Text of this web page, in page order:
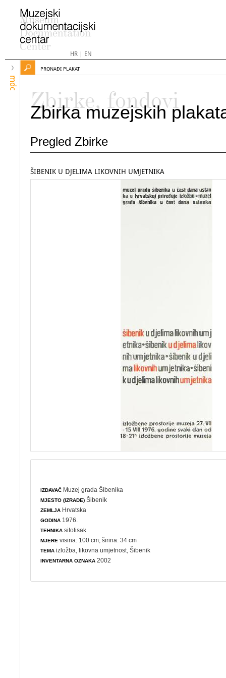
HR| EN
mdc
PRONAĐI PLAKAT
Zbirke, fondovi
Zbirka muzejskih
Pregled Zbirke
ŠIBENIK U DJELIMA LIKOVNIH UMJETNIKA
IZDAVAČ Muzej grada Šibenika
MJESTO (IZRADE) Šibenik
ZEMLJA Hrvatska
GODINA 1976.
TEHNIKA sitotisak
MJERE visina: 100 cm; širina: 34 cm
TEMA izložba ,likovna umjetnost , Šibenik
INVENTARNA OZNAKA 2002